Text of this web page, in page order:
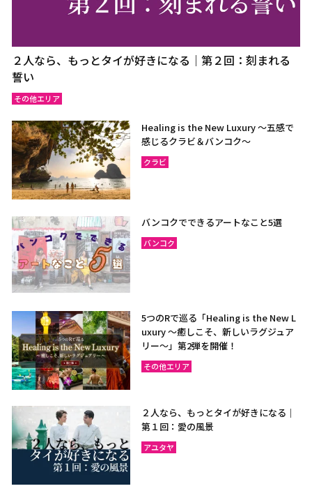
２人なら、もっとタイが好きになる｜第２回：刻まれる
誓い
その他エリア
Healing is the New Luxury ～五感で
感じるクラビ＆バンコク～
クラビ
バンコクでできるアートなこと5選
バンコク
5つのRで巡る「Healing is the New L
uxury ～癒しこそ、新しいラグジュア
リー〜」第2弾を開催！
その他エリア
２人なら、もっとタイが好きになる｜
第１回：愛の風景
アユタヤ